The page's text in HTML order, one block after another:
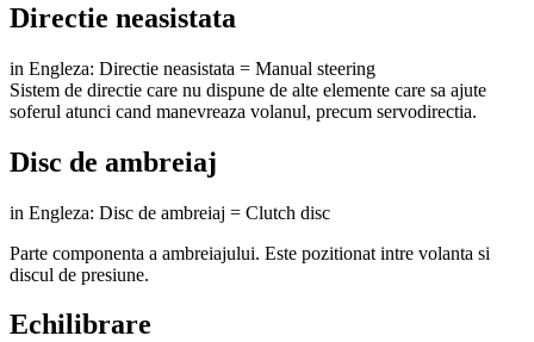
Directie neasistata
in Engleza: Directie neasistata = Manual steering
Sistem de directie care nu dispune de alte elemente care sa ajute
soferul atunci cand manevreaza volanul, precum servodirectia.
Disc de ambreiaj
in Engleza: Disc de ambreiaj = Clutch disc
Parte componenta a ambreiajului. Este pozitionat intre volanta si
discul de presiune.
Echilibrare